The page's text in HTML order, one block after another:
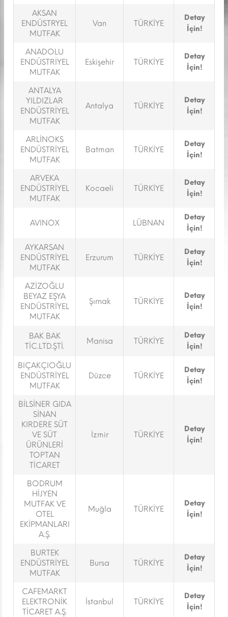
AKSAN
ENDÜSTRYEL
MUTFAK
Van TÜRKİYE
Detay
İçin!
ANADOLU
ENDÜSTRİYEL
MUTFAK
Eskişehir TÜRKİYE
Detay
İçin!
ANTALYA
YILDIZLAR
ENDÜSTRİYEL
MUTFAK
Antalya TÜRKİYE
Detay
İçin!
ARLİNOKS
ENDÜSTRİYEL
MUTFAK
Batman TÜRKİYE
Detay
İçin!
ARVEKA
ENDÜSTRİYEL
MUTFAK
Kocaeli TÜRKİYE
Detay
İçin!
AVINOX LÜBNAN
Detay
İçin!
AYKARSAN
ENDÜSTRİYEL
MUTFAK
Erzurum TÜRKİYE
Detay
İçin!
AZİZOĞLU
BEYAZ EŞYA
ENDÜSTRİYEL
MUTFAK
Şırnak TÜRKİYE
Detay
İçin!
BAK BAK
TİC.LTD.ŞTİ.
Manisa TÜRKİYE
Detay
İçin!
BIÇAKÇIOĞLU
ENDÜSTRİYEL
MUTFAK
Düzce TÜRKİYE
Detay
İçin!
BİLSİNER GIDA
SİNAN
KIRDERE SÜT
VE SÜT
ÜRÜNLERİ
TOPTAN
TİCARET
İzmir TÜRKİYE
Detay
İçin!
BODRUM
HİJYEN
MUTFAK VE
OTEL
EKİPMANLARI
A.Ş.
Muğla TÜRKİYE
Detay
İçin!
BURTEK
ENDÜSTRİYEL
MUTFAK
Bursa TÜRKİYE
Detay
İçin!
CAFEMARKT
ELEKTRONİK
TİCARET A.Ş.
İstanbul TÜRKİYE
Detay
İçin!